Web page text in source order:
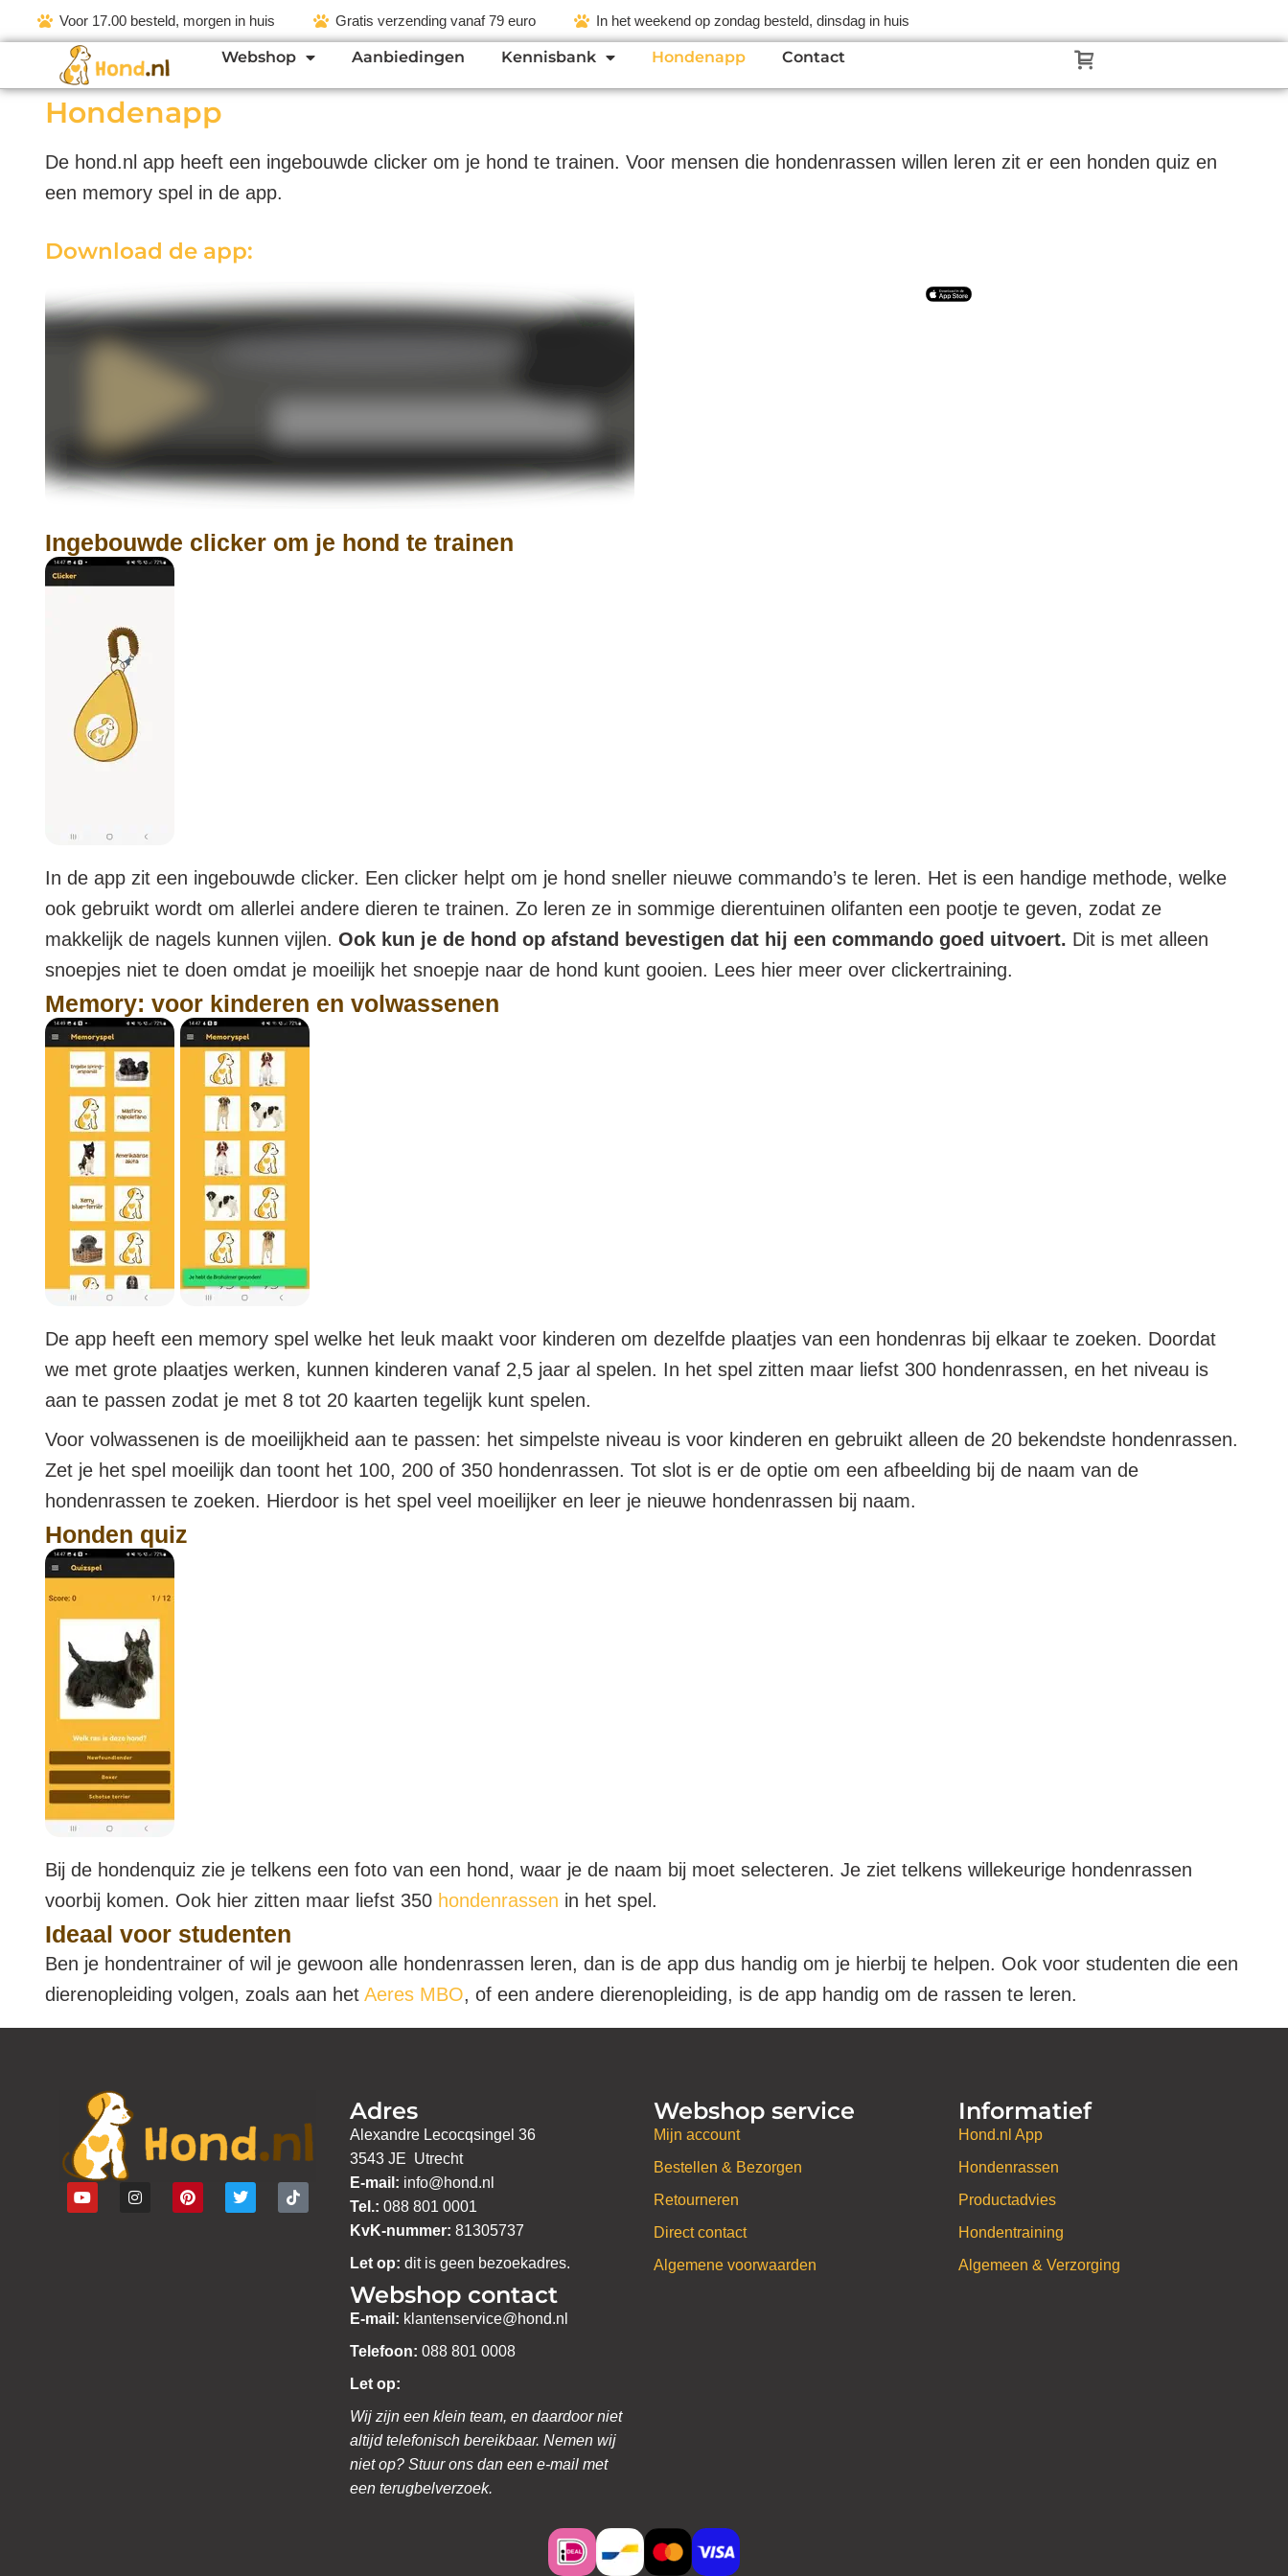
Voor 17.00 besteld, morgen in huis Gratis verzending vanaf 79 euro In het weekend op zondag besteld, dinsdag in huis
Webshop Aanbiedingen Kennisbank Hondenapp Contact
Hondenapp
De hond.nl app heeft een ingebouwde clicker om je hond te trainen. Voor mensen die hondenrassen willen leren zit er een honden quiz en
een memory spel in de app.
Download de app:
Ingebouwde clicker om je hond te trainen
In de app zit een ingebouwde clicker. Een clicker helpt om je hond sneller nieuwe commando’s te leren. Het is een handige methode, welke
ook gebruikt wordt om allerlei andere dieren te trainen. Zo leren ze in sommige dierentuinen olifanten een pootje te geven, zodat ze
makkelijk de nagels kunnen vijlen. Ook kun je de hond op afstand bevestigen dat hij een commando goed uitvoert. Dit is met alleen
snoepjes niet te doen omdat je moeilijk het snoepje naar de hond kunt gooien. Lees hier meer over clickertraining.
Memory: voor kinderen en volwassenen
De app heeft een memory spel welke het leuk maakt voor kinderen om dezelfde plaatjes van een hondenras bij elkaar te zoeken. Doordat
we met grote plaatjes werken, kunnen kinderen vanaf 2,5 jaar al spelen. In het spel zitten maar liefst 300 hondenrassen, en het niveau is
aan te passen zodat je met 8 tot 20 kaarten tegelijk kunt spelen.
Voor volwassenen is de moeilijkheid aan te passen: het simpelste niveau is voor kinderen en gebruikt alleen de 20 bekendste hondenrassen.
Zet je het spel moeilijk dan toont het 100, 200 of 350 hondenrassen. Tot slot is er de optie om een afbeelding bij de naam van de
hondenrassen te zoeken. Hierdoor is het spel veel moeilijker en leer je nieuwe hondenrassen bij naam.
Honden quiz
Bij de hondenquiz zie je telkens een foto van een hond, waar je de naam bij moet selecteren. Je ziet telkens willekeurige hondenrassen
voorbij komen. Ook hier zitten maar liefst 350 hondenrassen in het spel.
Ideaal voor studenten
Ben je hondentrainer of wil je gewoon alle hondenrassen leren, dan is de app dus handig om je hierbij te helpen. Ook voor studenten die een
dierenopleiding volgen, zoals aan het Aeres MBO, of een andere dierenopleiding, is de app handig om de rassen te leren.
Adres
Alexandre Lecocqsingel 36
3543 JE Utrecht
E-mail: info@hond.nl
Tel.: 088 801 0001
KvK-nummer: 81305737
Let op: dit is geen bezoekadres.
Webshop contact
E-mail: klantenservice@hond.nl
Telefoon: 088 801 0008
Let op:
Wij zijn een klein team, en daardoor niet
altijd telefonisch bereikbaar. Nemen wij
niet op? Stuur ons dan een e-mail met
een terugbelverzoek.
Webshop service
Mijn account
Bestellen & Bezorgen
Retourneren
Direct contact
Algemene voorwaarden
Informatief
Hond.nl App
Hondenrassen
Productadvies
Hondentraining
Algemeen & Verzorging